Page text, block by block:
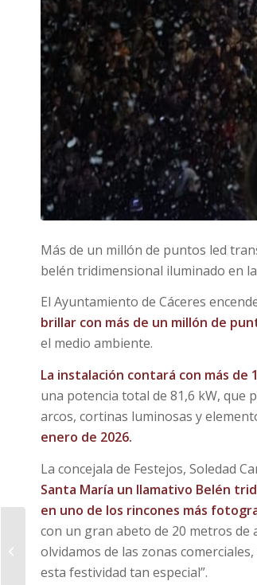
Más de un millón de puntos led
belén tridimensional iluminado en
El Ayuntamiento de Cáceres
brillar con más de un millón de
el medio ambiente.
La instalación contará con más de
una potencia total de 81,6 kW, que
arcos, cortinas luminosas y
enero de 2026.
La concejala de Festejos, Soledad
Santa María un llamativo Belén
en uno de los rincones más
con un gran abeto de 20 metros
olvidamos de las zonas
esta festividad tan especial”.
La Junta Local de
Seguridad acuerda
por unanimidad
suspender el Mercado